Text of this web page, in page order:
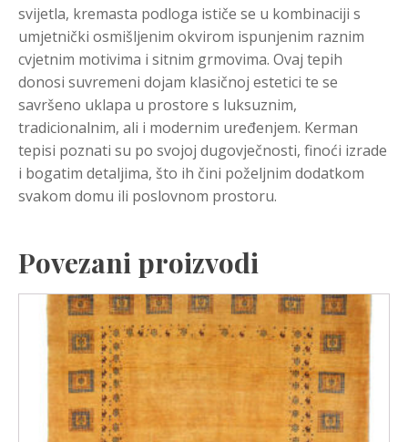
svijetla, kremasta podloga ističe se u kombinaciji s
umjetnički osmišljenim okvirom ispunjenim raznim
cvjetnim motivima i sitnim grmovima. Ovaj tepih
donosi suvremeni dojam klasičnoj estetici te se
savršeno uklapa u prostore s luksuznim,
tradicionalnim, ali i modernim uređenjem. Kerman
tepisi poznati su po svojoj dugovječnosti, finoći izrade
i bogatim detaljima, što ih čini poželjnim dodatkom
svakom domu ili poslovnom prostoru.
Povezani proizvodi